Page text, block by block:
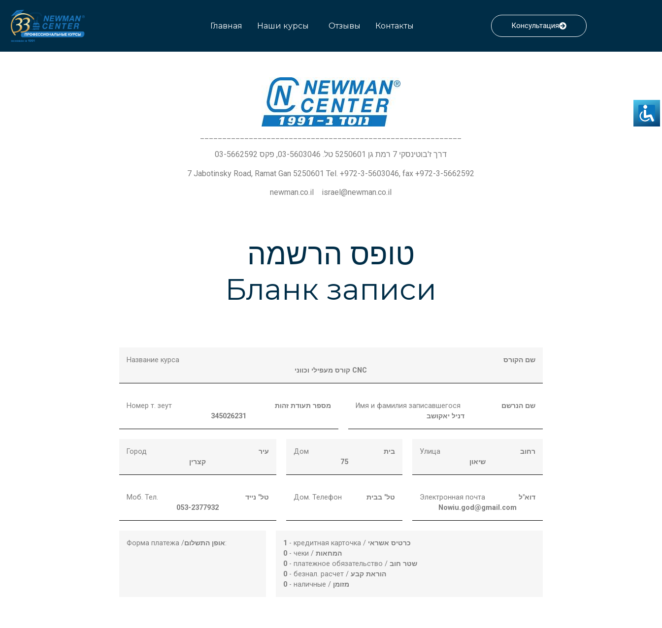
Главная Наши курсы Отзывы Контакты Консультация
דרך ז'בוטינסקי 7 רמת גן 5250601 טל. 03-5603046, פקס 03-5662592
7 Jabotinsky Road, Ramat Gan 5250601 Tel. +972-3-5603046, fax +972-3-5662592
newman.co.il israel@newman.co.il
טופס הרשמה
Бланк записи
Название курса
שם הקורס
קורס מעפילי וכווני СNC
Номер т. зеут
מספר תעודת זהות
345026231
Имя и фамилия записавшегося
שם הנרשם
דניל יאקושב
Город
עיר
קצרין
Дом
בית
75
Улица
רחוב
שיאון
Моб. Тел.
טל' נייד
053-2377932
Дом. Телефон טל' בבית Электронная почта
דוא"ל
Nowiu.god@gmail.com
Форма платежа /אופן התשלום: 1 - кредитная карточка / כרטיס אשראי
0- чеки / המחאות
0- платежное обязательство / שטר חוב
0- безнал. расчет / הוראת קבע
0- наличные / מזומן